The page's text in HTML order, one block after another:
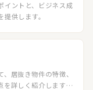
イントと、ビジネス成
供します。
居抜き物件の特徴、
を詳しく紹介します。